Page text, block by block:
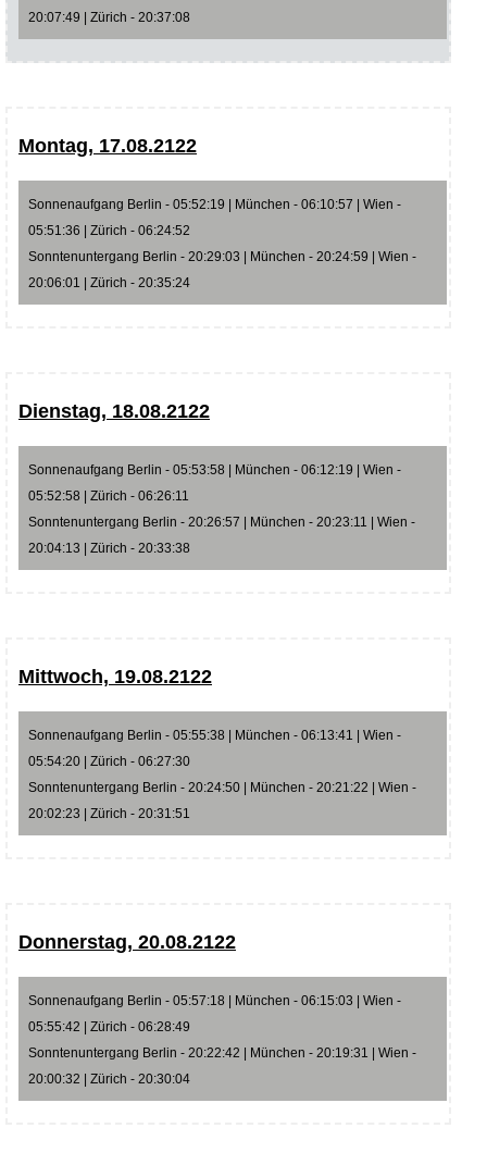
20:07:49 | Zürich - 20:37:08
Montag, 17.08.2122
Sonnenaufgang Berlin - 05:52:19 | München - 06:10:57 | Wien -
05:51:36 | Zürich - 06:24:52
Sonntenuntergang Berlin - 20:29:03 | München - 20:24:59 | Wien -
20:06:01 | Zürich - 20:35:24
Dienstag, 18.08.2122
Sonnenaufgang Berlin - 05:53:58 | München - 06:12:19 | Wien -
05:52:58 | Zürich - 06:26:11
Sonntenuntergang Berlin - 20:26:57 | München - 20:23:11 | Wien -
20:04:13 | Zürich - 20:33:38
Mittwoch, 19.08.2122
Sonnenaufgang Berlin - 05:55:38 | München - 06:13:41 | Wien -
05:54:20 | Zürich - 06:27:30
Sonntenuntergang Berlin - 20:24:50 | München - 20:21:22 | Wien -
20:02:23 | Zürich - 20:31:51
Donnerstag, 20.08.2122
Sonnenaufgang Berlin - 05:57:18 | München - 06:15:03 | Wien -
05:55:42 | Zürich - 06:28:49
Sonntenuntergang Berlin - 20:22:42 | München - 20:19:31 | Wien -
20:00:32 | Zürich - 20:30:04